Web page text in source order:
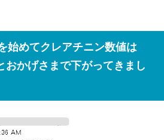
始めてクレアチニン数値は
かげさまで下がってきまし